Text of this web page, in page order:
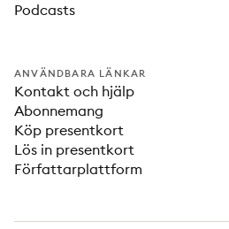
Podcasts
ANVÄNDBARA LÄNKAR
Kontakt och hjälp
Abonnemang
Köp presentkort
Lös in presentkort
Författarplattform